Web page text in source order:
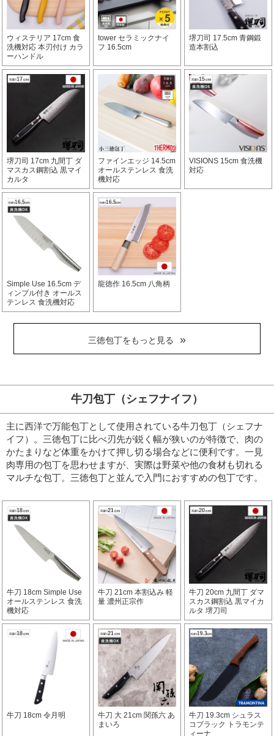
ウィステリア 17cm 食
洗機対応 本刃付け カラ
ーハンドル
tower セラミックナイ
フ 16.5cm
堺刀司 17.5cm 青鋼鍛
造本割込
堺刀司 17cm 九間丁 ダ
マスカス鋼割込 黒マイ
カルタ
ファインエッジ 14.5cm
オールステンレス 食洗
機対応
VISIONS 15cm 食洗機
対応
Simple Use 16.5cm デ
ィンプル付き オールス
テンレス 食洗機対応
龍徳作 16.5cm 八角柄
三徳包丁をもっと見る
牛刀包丁（シェフナイフ）
主に西洋で万能包丁として使用されている牛刀包丁（シェフナ
イフ）。 三徳包丁に比べ刃先が鋭く幅が狭いのが特徴で、肉の
かたまりなど体重をかけて押し切る場合などに便利です。 一見
肉専用の包丁を思わせますが、実際は野菜や他の食材も切れる
マルチな包丁。 三徳包丁と並んで入門におすすめの包丁です。
牛刀 18cm Simple Use
オールステンレス 食洗
機対応
牛刀 21cm 本割込み 軽
量 濃州正宗作
牛刀 20cm 九間丁 ダマ
スカス鋼割込 黒マイカ
ルタ 堺刀司
牛刀 18cm 令月明
牛刀 大 21cm 関孫六 あ
まいろ
牛刀 19.3cm シュラス
コブラック トラモンテ
ィーナ